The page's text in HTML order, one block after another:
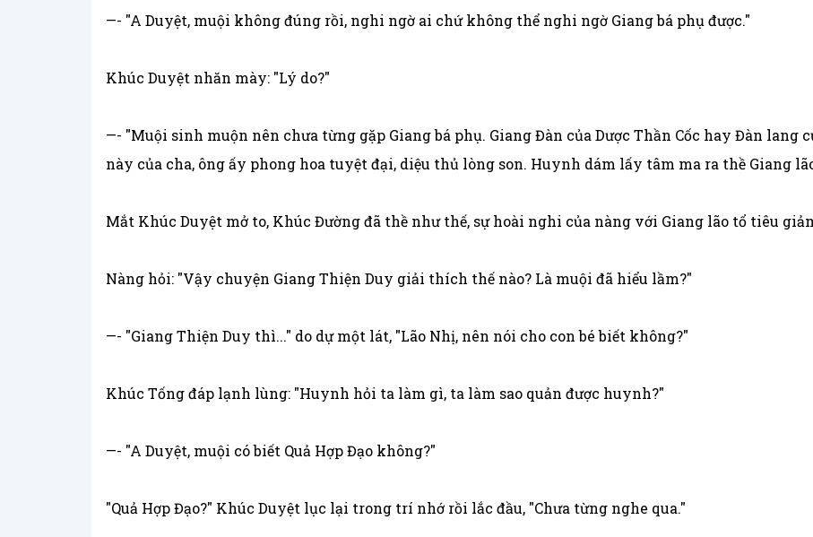
—- "A Duyệt, muội không đúng rồi, nghi ngờ ai chứ không thể nghi ngờ Giang bá phụ được."
Khúc Duyệt nhăn mày: "Lý do?"
—- "Muội sinh muộn nên chưa từng gặp Giang bá phụ. Giang Đàn của Dược Thần Cốc hay Đàn lang
này của cha, ông ấy phong hoa tuyệt đại, diệu thủ lòng son. Huynh dám lấy tâm ma ra thề Giang
Mắt Khúc Duyệt mở to, Khúc Đường đã thề như thế, sự hoài nghi của nàng với Giang lão tổ tiêu
Nàng hỏi: "Vậy chuyện Giang Thiện Duy giải thích thế nào? Là muội đã hiểu lầm?"
—- "Giang Thiện Duy thì..." do dự một lát, "Lão Nhị, nên nói cho con bé biết không?"
Khúc Tống đáp lạnh lùng: "Huynh hỏi ta làm gì, ta làm sao quản được huynh?"
—- "A Duyệt, muội có biết Quả Hợp Đạo không?"
"Quả Hợp Đạo?" Khúc Duyệt lục lại trong trí nhớ rồi lắc đầu, "Chưa từng nghe qua."